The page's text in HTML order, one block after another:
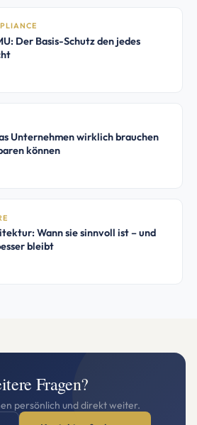
Der Basis-Schutz den jedes
Unternehmen wirklich brauchen
können
Wann sie sinnvoll ist – und
bleibt
Fragen?
persönlich und direkt weiter.